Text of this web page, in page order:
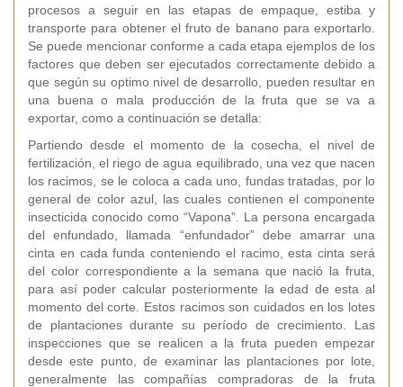
procesos a seguir en las etapas de empaque, estiba y
transporte para obtener el fruto de banano para exportarlo.
Se puede mencionar conforme a cada etapa ejemplos de los
factores que deben ser ejecutados correctamente debido a
que según su optimo nivel de desarrollo, pueden resultar en
una buena o mala producción de la fruta que se va a
exportar, como a continuación se detalla:
Partiendo desde el momento de la cosecha, el nivel de
fertilización, el riego de agua equilibrado, una vez que nacen
los racimos, se le coloca a cada uno, fundas tratadas, por lo
general de color azul, las cuales contienen el componente
insecticida conocido como “Vapona”. La persona encargada
del enfundado, llamada “enfundador” debe amarrar una
cinta en cada funda conteniendo el racimo, esta cinta será
del color correspondiente a la semana que nació la fruta,
para así poder calcular posteriormente la edad de esta al
momento del corte. Estos racimos son cuidados en los lotes
de plantaciones durante su período de crecimiento. Las
inspecciones que se realicen a la fruta pueden empezar
desde este punto, de examinar las plantaciones por lote,
generalmente las compañías compradoras de la fruta